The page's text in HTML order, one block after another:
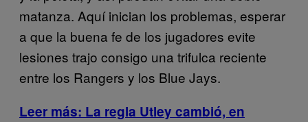
matanza. Aquí inician los problemas, esperar
a que la buena fe de los jugadores evite
lesiones trajo consigo una trifulca reciente
entre los Rangers y los Blue Jays.
Leer más: La regla Utley cambió, en